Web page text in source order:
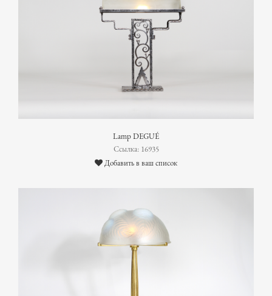
Lamp DEGUÉ
Ссылка: 16935
Добавить в ваш список